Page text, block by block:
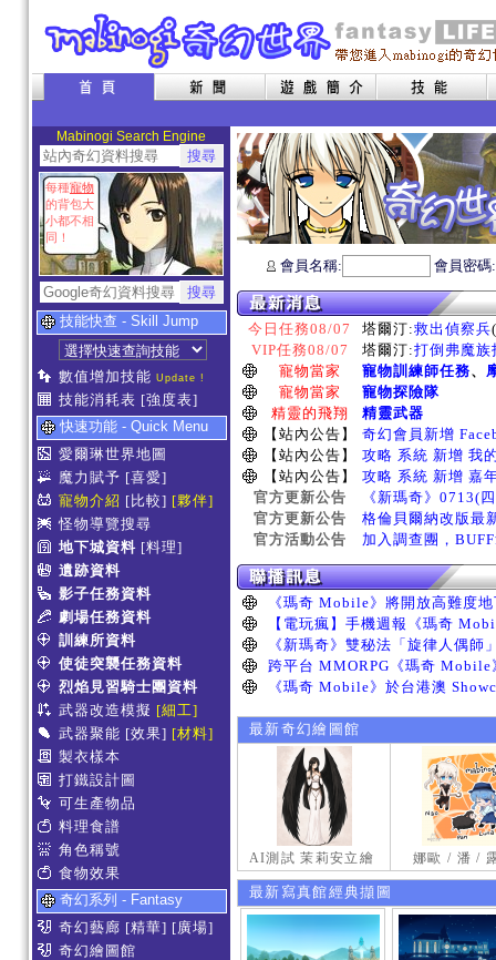
Mabinogi Search Engine
每種寵物
的背包大
小都不相
同！
技能快查 - Skill Jump
數值增加技能 Update !
技能消耗表 [強度表]
快速功能 - Quick Menu
愛爾琳世界地圖
魔力賦予 [喜愛]
寵物介紹 [比較] [夥伴]
怪物導覽搜尋
地下城資料 [料理]
遺跡資料
影子任務資料
劇場任務資料
訓練所資料
使徒突襲任務資料
烈焰見習騎士團資料
武器改造模擬 [細工]
武器聚能 [效果] [材料]
製衣樣本
打鐵設計圖
可生產物品
料理食譜
角色稱號
食物效果
奇幻系列 - Fantasy
奇幻藝廊 [精華] [廣場]
奇幻繪圖館
會員名稱: 會員密
今日任務08/07 塔爾汀:救出偵察兵
VIP任務08/07
塔爾汀:打倒弗魔
寵物當家
寵物訓練師任務、
寵物當家
寵物探險隊
精靈的飛翔
精靈武器
【站內公告】
奇幻會員新增
【站內公告】
攻略 系統 新增 我
【站內公告】
攻略 系統 新增 嘉
官方更新公告
《新瑪奇》0713(
官方更新公告
格倫貝爾納改版最
官方活動公告
加入調查團，
最新奇幻繪圖館
AI測試 茉莉安立繪 娜歐 / 潘 /
最新寫真館經典擷圖